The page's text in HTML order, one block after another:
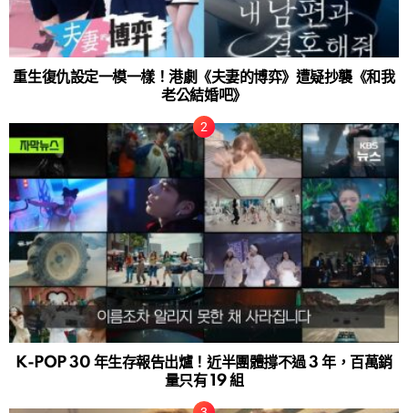
重生復仇設定一模一樣！港劇《夫妻的博弈》遭疑抄襲《和我
老公結婚吧》
K-POP 30 年生存報告出爐！近半團體撐不過 3 年，百萬銷
量只有 19 組